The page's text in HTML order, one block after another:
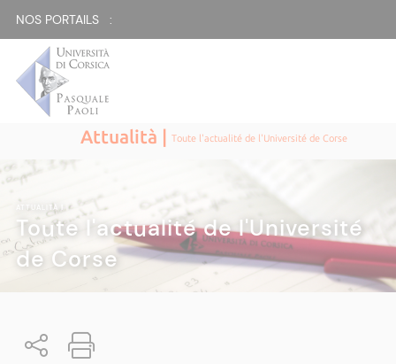
NOS PORTAILS :
Attualità |Toute l'actualité de l'Université de Corse
ATTUALITÀ|
Toute l'actualité de l'Université
de Corse